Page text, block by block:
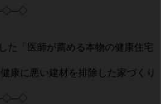
た「医師が薦める本物の健康住宅
康に悪い建材を排除した家づくり